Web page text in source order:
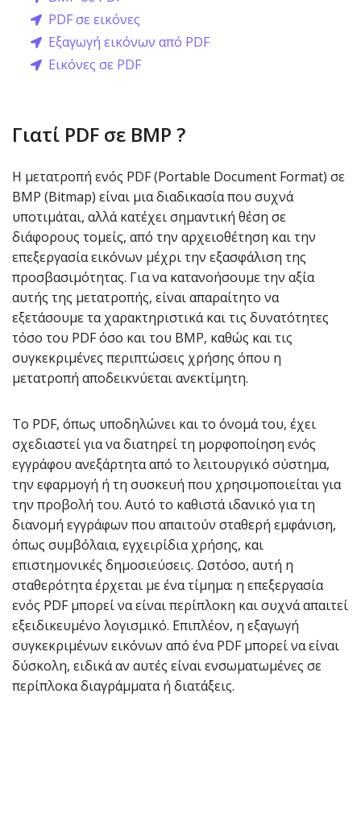
PDF σε εικόνες
Εξαγωγή εικόνων από PDF
Εικόνες σε PDF
Γιατί PDF σε BMP ?
Η μετατροπή ενός PDF (Portable Document Format) σε
BMP (Bitmap) είναι μια διαδικασία που συχνά
υποτιμάται, αλλά κατέχει σημαντική θέση σε
διάφορους τομείς, από την αρχειοθέτηση και την
επεξεργασία εικόνων μέχρι την εξασφάλιση της
προσβασιμότητας. Για να κατανοήσουμε την αξία
αυτής της μετατροπής, είναι απαραίτητο να
εξετάσουμε τα χαρακτηριστικά και τις δυνατότητες
τόσο του PDF όσο και του BMP, καθώς και τις
συγκεκριμένες περιπτώσεις χρήσης όπου η
μετατροπή αποδεικνύεται ανεκτίμητη.
Το PDF, όπως υποδηλώνει και το όνομά του, έχει
σχεδιαστεί για να διατηρεί τη μορφοποίηση ενός
εγγράφου ανεξάρτητα από το λειτουργικό σύστημα,
την εφαρμογή ή τη συσκευή που χρησιμοποιείται για
την προβολή του. Αυτό το καθιστά ιδανικό για τη
διανομή εγγράφων που απαιτούν σταθερή εμφάνιση,
όπως συμβόλαια, εγχειρίδια χρήσης, και
επιστημονικές δημοσιεύσεις. Ωστόσο, αυτή η
σταθερότητα έρχεται με ένα τίμημα: η επεξεργασία
ενός PDF μπορεί να είναι περίπλοκη και συχνά απαιτεί
εξειδικευμένο λογισμικό. Επιπλέον, η εξαγωγή
συγκεκριμένων εικόνων από ένα PDF μπορεί να είναι
δύσκολη, ειδικά αν αυτές είναι ενσωματωμένες σε
περίπλοκα διαγράμματα ή διατάξεις.